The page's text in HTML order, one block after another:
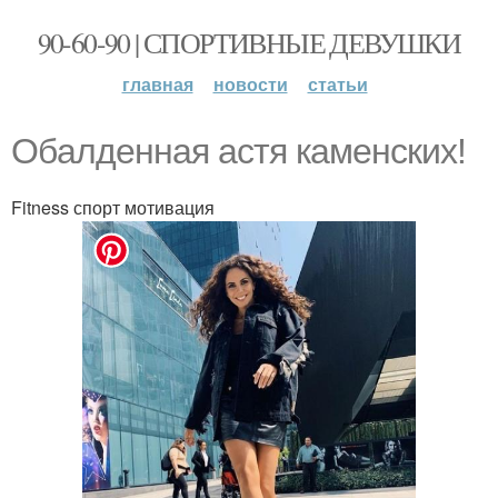
90-60-90 | СПОРТИВНЫЕ ДЕВУШКИ
главная новости статьи
Обaлдeнная астя кaменcких!
Fitness спорт мотивация